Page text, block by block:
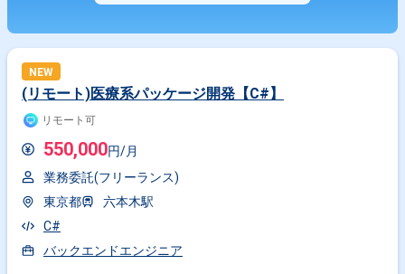
NEW
(リモート)医療系パッケージ開発【C#】
リモート可
550,000円/月
業務委託(フリーランス)
東京都
六本木駅
C#
バックエンドエンジニア